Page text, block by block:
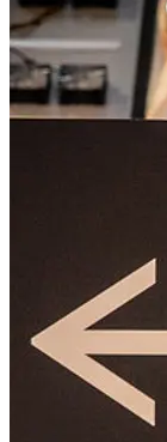
...Mehr lesen